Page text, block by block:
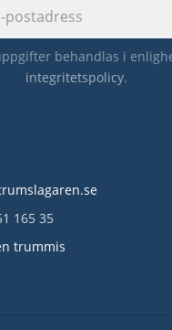
165 35
trummis
behandlas i
integritetspolicy.